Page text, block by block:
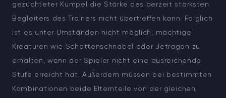
gezüchteter Kumpel die Stärke des derzeit stärksten
Begleiters des Trainers nicht übertreffen kann. Folglich
ist es unter Umständen nicht möglich, mächtige
Kreaturen wie Schattenschnabel oder Jetragon zu
erhalten, wenn der Spieler nicht eine ausreichende
Stufe erreicht hat. Außerdem müssen bei bestimmten
Kombinationen beide Elternteile von der gleichen